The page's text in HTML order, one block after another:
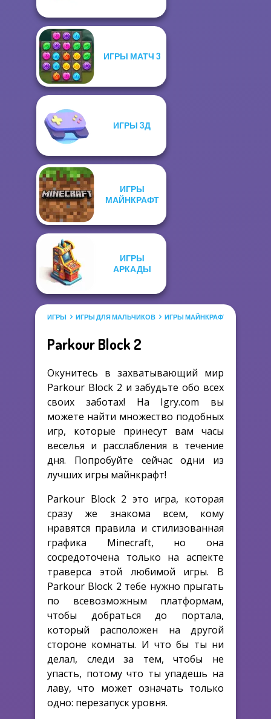
ИГРЫ МАТЧ 3
ИГРЫ 3Д
ИГРЫ
МАЙНКРАФТ
ИГРЫ
АРКАДЫ
ИГРЫ ИГРЫ ДЛЯ МАЛЬЧИКОВ ИГРЫ МАЙНКРАФТ
Parkour Block 2
Окунитесь в захватывающий мир
Parkour Block 2 и забудьте обо всех
своих заботах! На Igry.com вы
можете найти множество подобных
игр, которые принесут вам часы
веселья и расслабления в течение
дня. Попробуйте сейчас одни из
лучших игры майнкрафт!
Parkour Block 2 это игра, которая
сразу же знакома всем, кому
нравятся правила и стилизованная
графика Minecraft, но она
сосредоточена только на аспекте
траверса этой любимой игры. В
Parkour Block 2 тебе нужно прыгать
по всевозможным платформам,
чтобы добраться до портала,
который расположен на другой
стороне комнаты. И что бы ты ни
делал, следи за тем, чтобы не
упасть, потому что ты упадешь на
лаву, что может означать только
одно: перезапуск уровня.